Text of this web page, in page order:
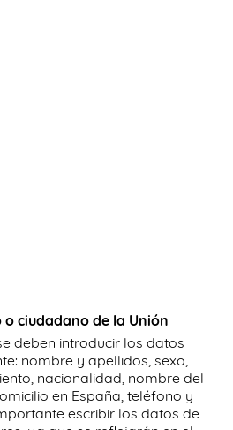
ciudadano de la Unión
deben introducir los datos
nombre y apellidos, sexo,
nacionalidad, nombre del
en España, teléfono y
escribir los datos de